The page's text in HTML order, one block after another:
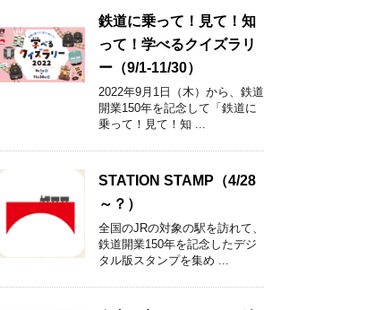
鉄道に乗って！見て！知
って！学べるクイズラリ
ー（9/1-11/30）
2022年9月1日（木）から、鉄道
開業150年を記念して「鉄道に
乗って！見て！知 ...
STATION STAMP（4/28
～？）
全国のJRの対象の駅を訪れて、
鉄道開業150年を記念したデジ
タル版スタンプを集め ...